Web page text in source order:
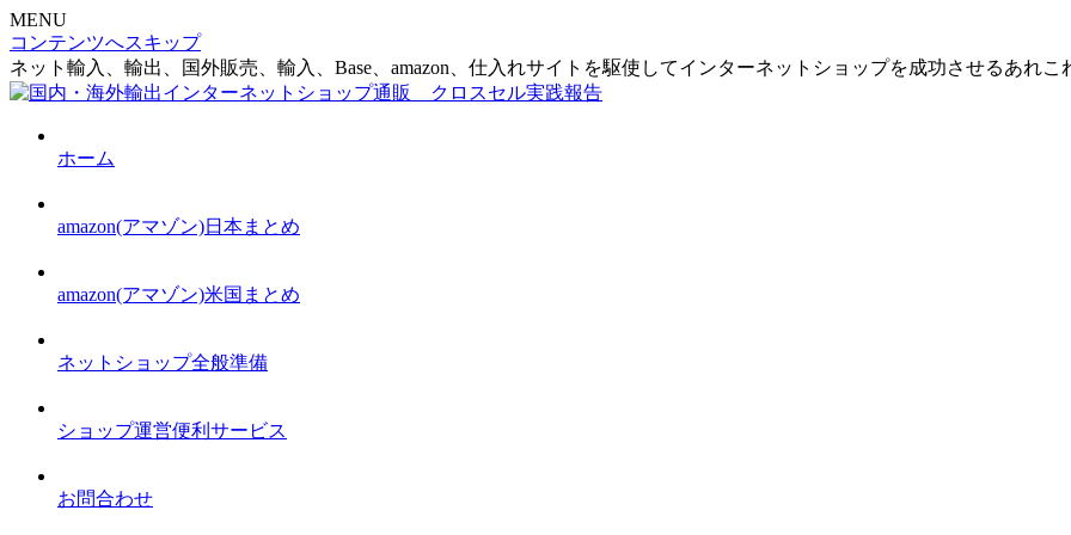
MENU
コンテンツへスキップ
ネット輸入、輸出、国外販売、輸入、Base、amazon、仕入れサイトを駆使してインターネットショップを成功させるあれこ
ホーム
amazon(アマゾン)日本まとめ
amazon(アマゾン)米国まとめ
ネットショップ全般準備
ショップ運営便利サービス
お問合わせ